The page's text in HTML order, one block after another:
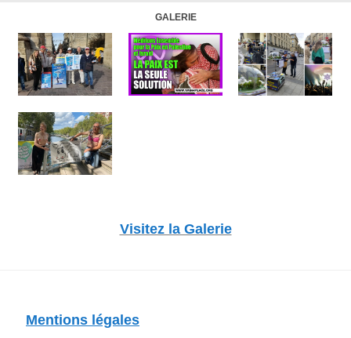
GALERIE
Visitez la Galerie
Mentions légales